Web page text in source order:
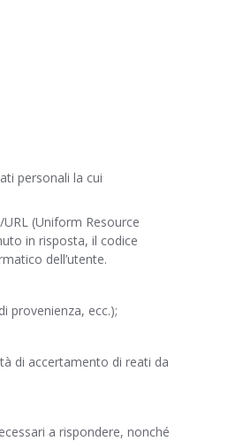
personali la cui
(Uniform Resource
in risposta, il codice
dell’utente.
provenienza, ecc.);
di accertamento di reati da
a rispondere, nonché